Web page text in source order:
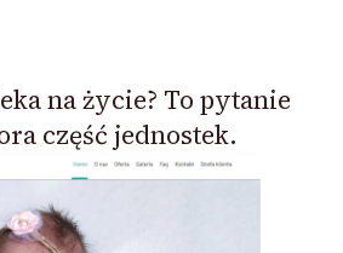
na życie? To pytanie
część jednostek.